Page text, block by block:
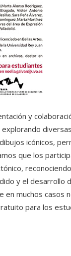
y
icónicos,
que los
y el desarrollo
muchos casos
para los